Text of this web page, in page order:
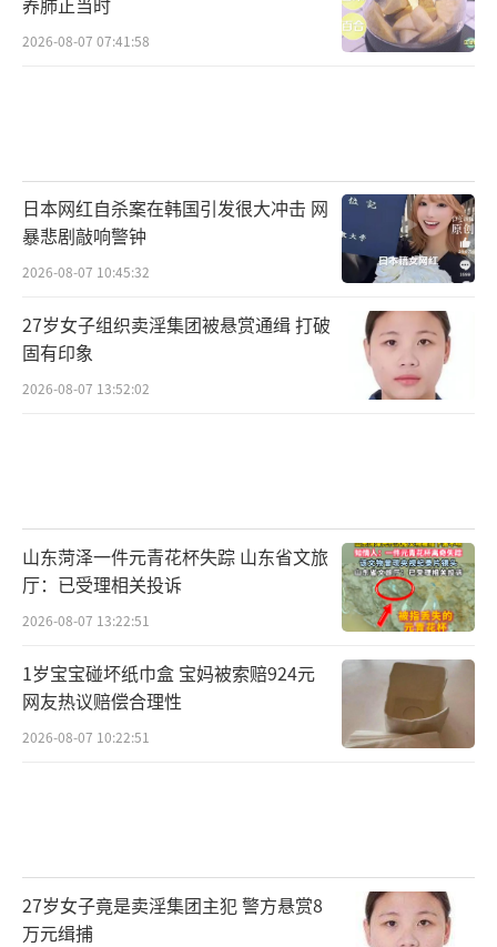
2026-08-07 07:41:58
日本网红自杀案在韩国引发很大冲击 网
暴悲剧敲响警钟
2026-08-07 10:45:32
27岁女子组织卖淫集团被悬赏通缉 打破
固有印象
2026-08-07 13:52:02
山东菏泽一件元青花杯失踪 山东省文旅
厅：已受理相关投诉
2026-08-07 13:22:51
1岁宝宝碰坏纸巾盒 宝妈被索赔924元
网友热议赔偿合理性
2026-08-07 10:22:51
27岁女子竟是卖淫集团主犯 警方悬赏8
万元缉捕